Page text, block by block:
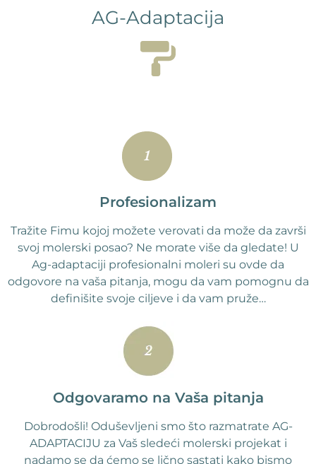
AG-Adaptacija
Profesionalizam
Tražite Fimu kojoj možete verovati da može da završi
svoj molerski posao? Ne morate više da gledate! U
Ag-adaptaciji profesionalni moleri su ovde da
odgovore na vaša pitanja, mogu da vam pomognu da
definišite svoje ciljeve i da vam pruže…
Odgovaramo na Vaša pitanja
Dobrodošli! Oduševljeni smo što razmatrate AG-
ADAPTACIJU za Vaš sledeći molerski projekat i
nadamo se da ćemo se lično sastati kako bismo